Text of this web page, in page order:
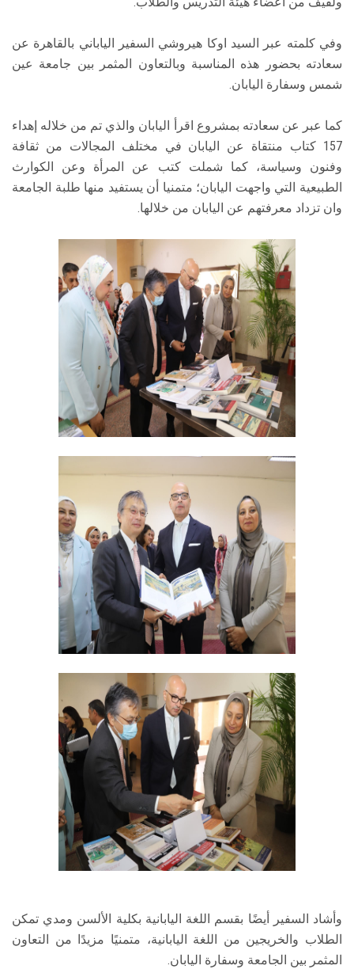
وفي كلمته عبر السيد اوكا هيروشي السفير الياباني بالقاهرة عن
سعادته بحضور هذه المناسبة وبالتعاون المثمر بين جامعة عين
شمس وسفارة اليابان.
كما عبر عن سعادته بمشروع اقرأ اليابان والذي تم من خلاله إهداء
157 كتاب منتقاة عن اليابان في مختلف المجالات من ثقافة
وفنون وسياسة، كما شملت كتب عن المرأة وعن الكوارث
الطبيعية التي واجهت اليابان؛ متمنيا أن يستفيد منها طلبة الجامعة
وان تزداد معرفتهم عن اليابان من خلالها.
وأشاد السفير أيضًا بقسم اللغة اليابانية بكلية الألسن ومدي تمكن
الطلاب والخريجين من اللغة اليابانية، متمنيًا مزيدًا من التعاون
المثمر بين الجامعة وسفارة اليابان.